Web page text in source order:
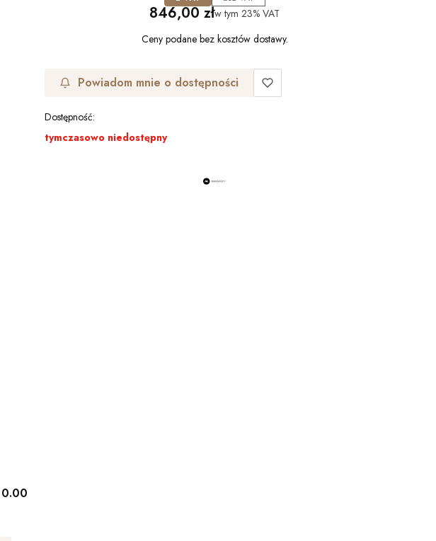
Cena
846,00 złw tym23%VAT
Ceny podane bez kosztów dostawy.
Powiadom mnie o dostępności
Dostępność:
tymczasowo niedostępny
0.00